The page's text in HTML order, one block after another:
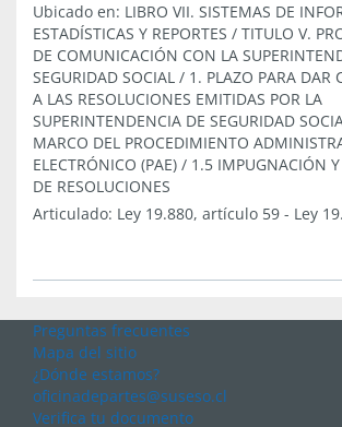
Ubicado en: LIBRO VII. SISTEMAS DE
ESTADÍSTICAS Y REPORTES / TITULO V.
DE COMUNICACIÓN CON LA
SEGURIDAD SOCIAL / 1. PLAZO PARA DAR
A LAS RESOLUCIONES EMITIDAS POR LA
SUPERINTENDENCIA DE SEGURIDAD
MARCO DEL PROCEDIMIENTO
ELECTRÓNICO (PAE) / 1.5 IMPUGNACIÓN
DE RESOLUCIONES
Articulado: Ley 19.880, artículo 59 - Ley
Preguntas frecuentes
Mapa del sitio
¿Dónde estamos?
oficinadepartes@suseso.cl
Verifica tu documento